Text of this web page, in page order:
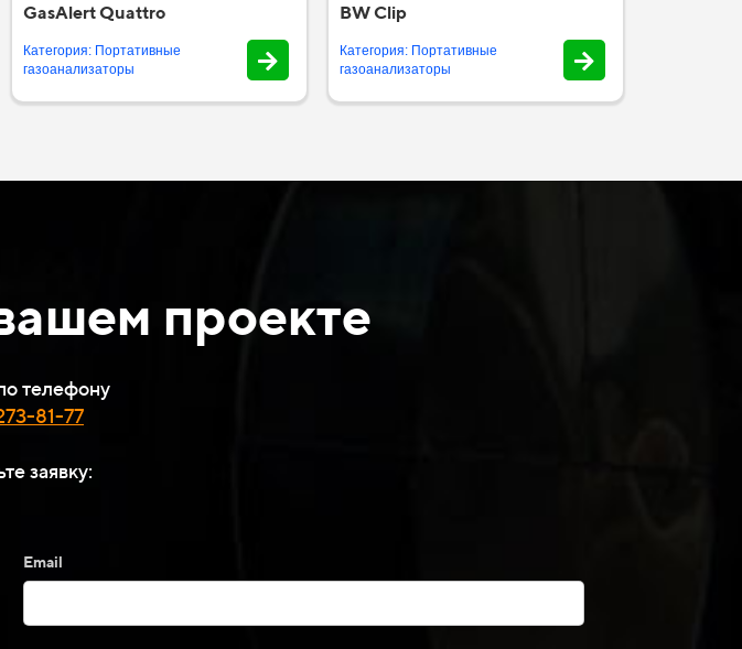
GasAlert Quattro
Категория: Портативные
газоанализаторы
BW Clip
Категория: Портативные
газоанализаторы
проекте
телефону
81-77
заявку:
Email